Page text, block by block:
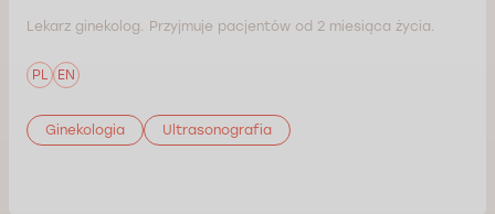
Lekarz ginekolog. Przyjmuje pacjentów od 2 miesiąca życia.
PL EN
Ginekologia Ultrasonografia